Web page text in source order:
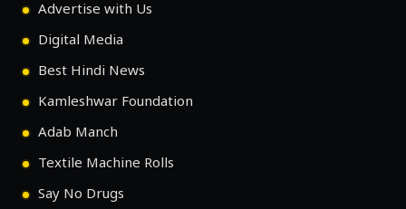
Advertise with Us
Digital Media
Best Hindi News
Kamleshwar Foundation
Adab Manch
Textile Machine Rolls
Say No Drugs